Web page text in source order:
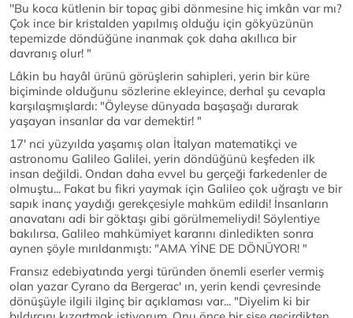
''Bu koca kütlenin bir topaç gibi dönmesine hiç imkân var mı?
Çok ince bir kristalden yapılmış olduğu için gökyüzünün
tepemizde döndüğüne inanmak çok daha akıllıca bir
davranış olur! "
Lâkin bu hayâl ürünü görüşlerin sahipleri, yerin bir küre
biçiminde olduğunu sözlerine ekleyince, derhal şu cevapla
karşılaşmışlardı: "Öyleyse dünyada başaşağı durarak
yaşayan insanlar da var demektir! "
17' nci yüzyılda yaşamış olan İtalyan matematikçi ve
astronomu Galileo Galilei, yerin döndüğünü keşfeden ilk
insan değildi. Ondan daha evvel bu gerçeği farkedenler de
olmuştu... Fakat bu fikri yaymak için Galileo çok uğraştı ve bir
sapık inanç yaydığı gerekçesiyle mahküm edildi! İnsanların
anavatanı adi bir göktaşı gibi görülmemeliydi! Söylentiye
bakılırsa, Galileo mahkümiyet kararını dinledikten sonra
aynen şöyle mırıldanmıştı: "AMA YİNE DE DÖNÜYOR! "
Fransız edebiyatında yergi türünden önemli eserler vermiş
olan yazar Cyrano da Bergerac' ın, yerin kendi çevresinde
dönüşüyle ilgili ilginç bir açıklaması var... "Diyelim ki bir